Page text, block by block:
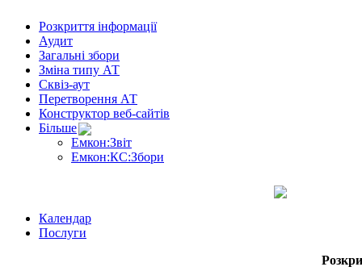
Розкриття інформації
Аудит
Загальні збори
Зміна типу АТ
Сквіз-аут
Перетворення АТ
Конструктор веб-сайтів
Більше
Емкон:Звіт
Емкон:КС:Збори
Календар
Послуги